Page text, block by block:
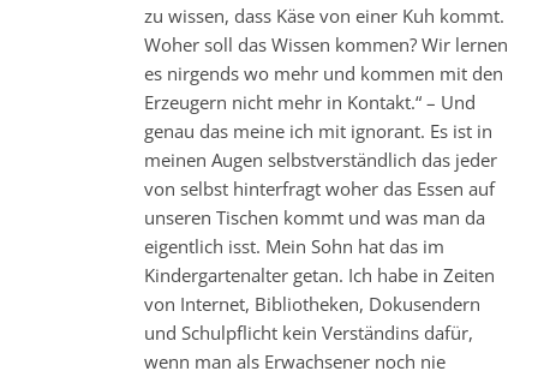
zu wissen, dass Käse von einer Kuh kommt.
Woher soll das Wissen kommen? Wir lernen
es nirgends wo mehr und kommen mit den
Erzeugern nicht mehr in Kontakt.“ – Und
genau das meine ich mit ignorant. Es ist in
meinen Augen selbstverständlich das jeder
von selbst hinterfragt woher das Essen auf
unseren Tischen kommt und was man da
eigentlich isst. Mein Sohn hat das im
Kindergartenalter getan. Ich habe in Zeiten
von Internet, Bibliotheken, Dokusendern
und Schulpflicht kein Verständins dafür,
wenn man als Erwachsener noch nie